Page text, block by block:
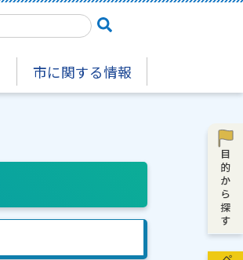
市に関する情報